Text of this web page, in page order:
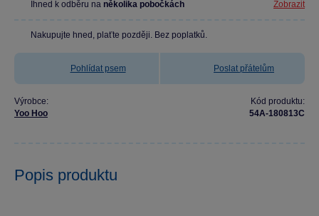
Ihned k odběru na několika pobočkách Zobrazit
Nakupujte hned, plaťte později. Bez poplatků.
Pohlídat psem Poslat přátelům
Výrobce:
Yoo Hoo
Kód produktu:
54A-180813C
Popis produktu